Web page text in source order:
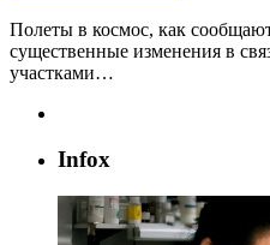
Полеты в космос, как
существенные изменения в
участками…
Infox